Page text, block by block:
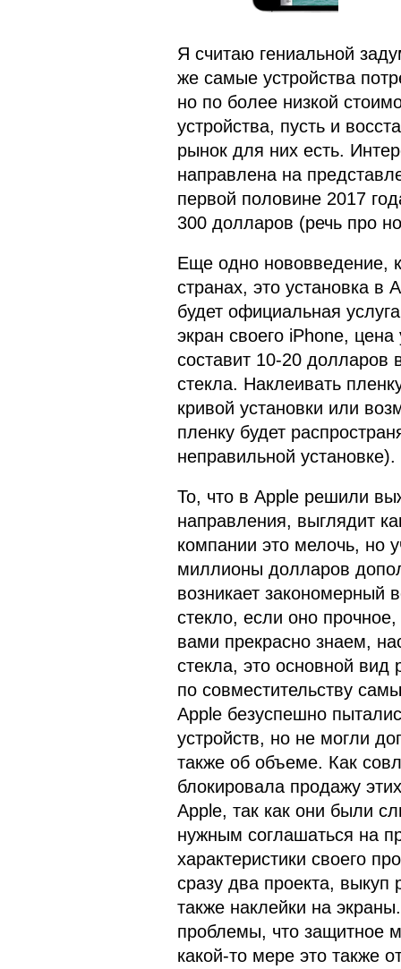
Я считаю гениальной
же самые устройства
но по более низкой
устройства, пусть и
рынок для них есть.
направлена на
первой половине 2017
300 долларов (речь про
Еще одно нововведение,
странах, это установка в
будет официальная
экран своего iPhone, цена
составит 10-20 долларов
стекла. Наклеивать
кривой установки или
пленку будет
неправильной установке).
То, что в Apple решили
направления, выглядит
компании это мелочь, но
миллионы долларов
возникает закономерный
стекло, если оно
вами прекрасно знаем,
стекла, это основной вид
по совместительству
Apple безуспешно
устройств, но не могли
также об объеме. Как
блокировала продажу
Apple, так как они были
нужным соглашаться на
характеристики своего
сразу два проекта,
также наклейки на
проблемы, что защитное
какой-то мере это также